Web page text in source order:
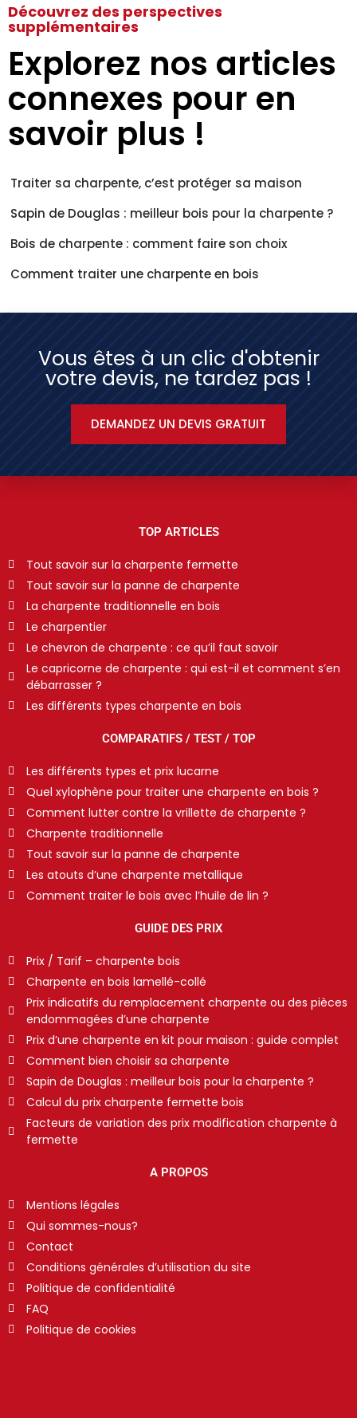
Découvrez des perspectives
supplémentaires
Explorez nos articles
connexes pour en
savoir plus !
Traiter sa charpente, c’est protéger sa maison
Sapin de Douglas : meilleur bois pour la charpente ?
Bois de charpente : comment faire son choix
Comment traiter une charpente en bois
Vous êtes à un clic d'obtenir
votre devis, ne tardez pas !
DEMANDEZ UN DEVIS GRATUIT
TOP ARTICLES
Tout savoir sur la charpente fermette
Tout savoir sur la panne de charpente
La charpente traditionnelle en bois
Le charpentier
Le chevron de charpente : ce qu’il faut savoir
Le capricorne de charpente : qui est-il et comment s’en
débarrasser ?
Les différents types charpente en bois
COMPARATIFS / TEST / TOP
Les différents types et prix lucarne
Quel xylophène pour traiter une charpente en bois ?
Comment lutter contre la vrillette de charpente ?
Charpente traditionnelle
Tout savoir sur la panne de charpente
Les atouts d’une charpente metallique
Comment traiter le bois avec l’huile de lin ?
GUIDE DES PRIX
Prix / Tarif – charpente bois
Charpente en bois lamellé-collé
Prix indicatifs du remplacement charpente ou des pièces
endommagées d’une charpente
Prix d’une charpente en kit pour maison : guide complet
Comment bien choisir sa charpente
Sapin de Douglas : meilleur bois pour la charpente ?
Calcul du prix charpente fermette bois
Facteurs de variation des prix modification charpente à
fermette
A PROPOS
Mentions légales
Qui sommes-nous?
Contact
Conditions générales d’utilisation du site
Politique de confidentialité
FAQ
Politique de cookies